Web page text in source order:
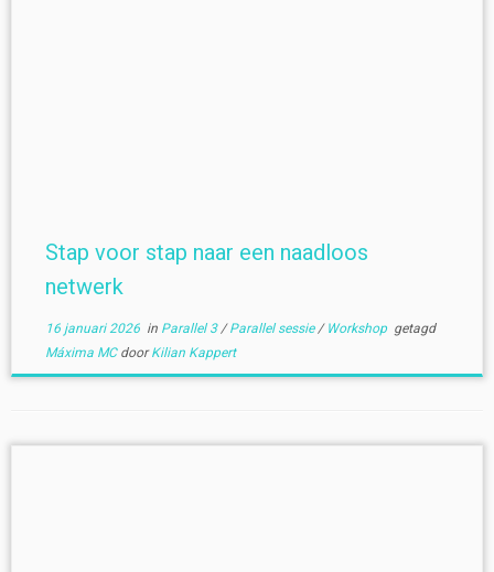
Stap voor stap naar een naadloos
netwerk
16 januari 2026in Parallel 3/Parallel sessie/ Workshop getagd
Máxima MC doorKilian Kappert